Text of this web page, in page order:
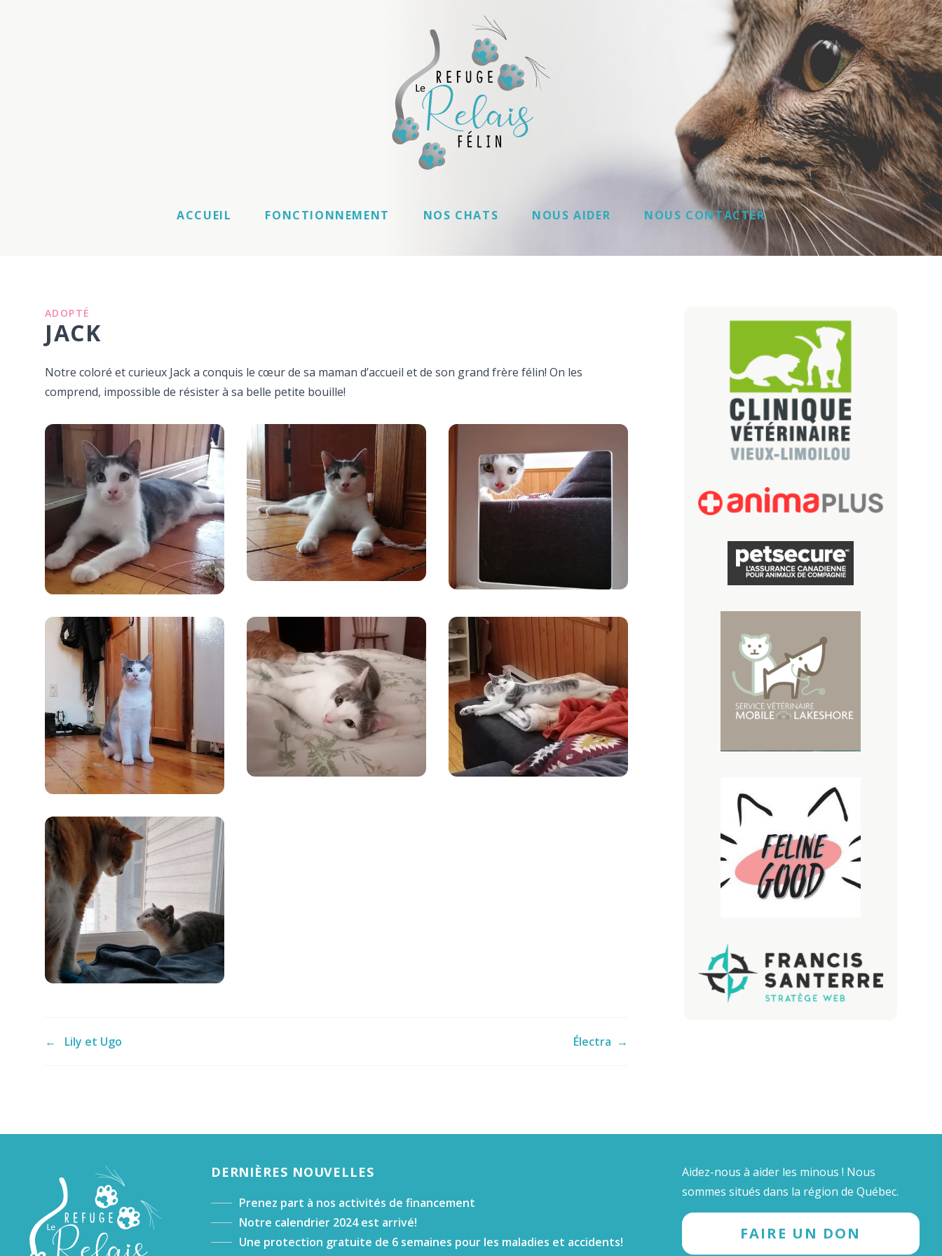
ACCUEIL FONCTIONNEMENT NOS CHATS NOUS AIDER NOUS CONTACTER
ADOPTÉ
JACK
Notre coloré et curieux Jack a conquis le cœur de sa maman d’accueil et de son grand frère félin! On les
comprend, impossible de résister à sa belle petite bouille!
← Lily et Ugo Électra →
DERNIÈRES NOUVELLES
Prenez part à nos activités de financement
Notre calendrier 2024 est arrivé!
Une protection gratuite de 6 semaines pour les maladies et accidents!
Aidez-nous à aider les minous ! Nous
sommes situés dans la région de Québec.
FAIRE UN DON